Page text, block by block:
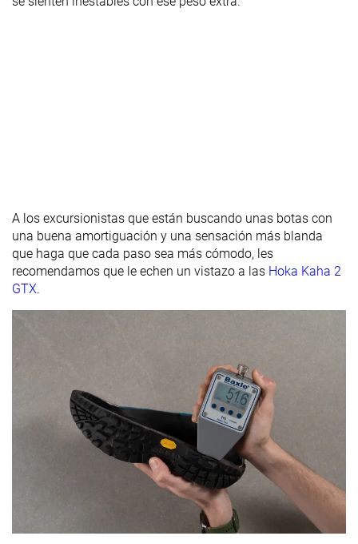
A los excursionistas que están buscando unas botas con
una buena amortiguación y una sensación más blanda
que haga que cada paso sea más cómodo, les
recomendamos que le echen un vistazo a las Hoka Kaha 2
GTX.